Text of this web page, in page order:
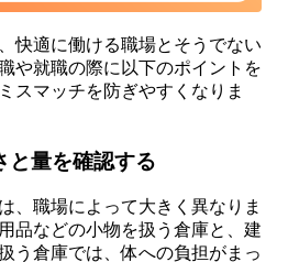
快適に働ける職場とそうでない
や就職の際に以下のポイントを
スマッチを防ぎやすくなりま
と量を確認する
、職場によって大きく異なりま
品などの小物を扱う倉庫と、建
う倉庫では、体への負担がまっ